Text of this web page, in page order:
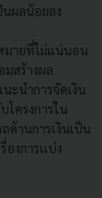
ผลน้อยลง
มายที่ไม่แน่นอน
สร้างผล
ะนำการจัดเงิน
โครงการใน
ด้านการเงินเป็น
งการเเบ่ง